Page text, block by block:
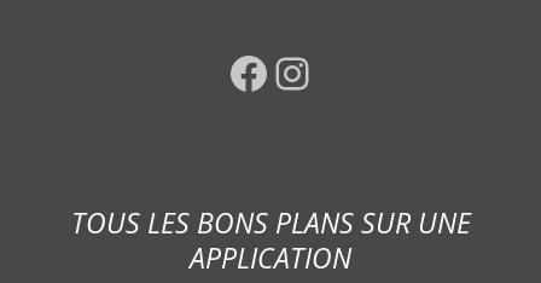
Facebook Instagram
TOUS LES BONS PLANS SUR UNE
APPLICATION